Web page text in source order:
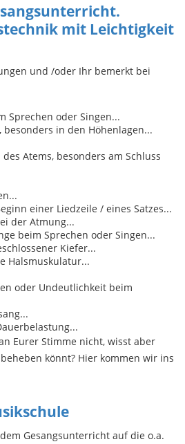
mit Leichtigkeit
und /oder Ihr bemerkt bei
Sprechen oder Singen...
besonders in den Höhenlagen...
Atems, besonders am Schluss
einer Liedzeile / eines Satzes...
der Atmung...
beim Sprechen oder Singen...
Kiefer...
Halsmuskulatur...
oder Undeutlichkeit beim
Eurer Stimme nicht, wisst aber
könnt? Hier kommen wir ins
Gesangsunterricht auf die o.a.